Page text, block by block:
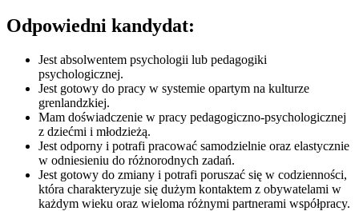
Odpowiedni kandydat:
Jest absolwentem psychologii lub pedagogiki
psychologicznej.
Jest gotowy do pracy w systemie opartym na kulturze
grenlandzkiej.
Mam doświadczenie w pracy pedagogiczno-psychologicznej
z dziećmi i młodzieżą.
Jest odporny i potrafi pracować samodzielnie oraz elastycznie
w odniesieniu do różnorodnych zadań.
Jest gotowy do zmiany i potrafi poruszać się w codzienności,
która charakteryzuje się dużym kontaktem z obywatelami w
każdym wieku oraz wieloma różnymi partnerami współpracy.